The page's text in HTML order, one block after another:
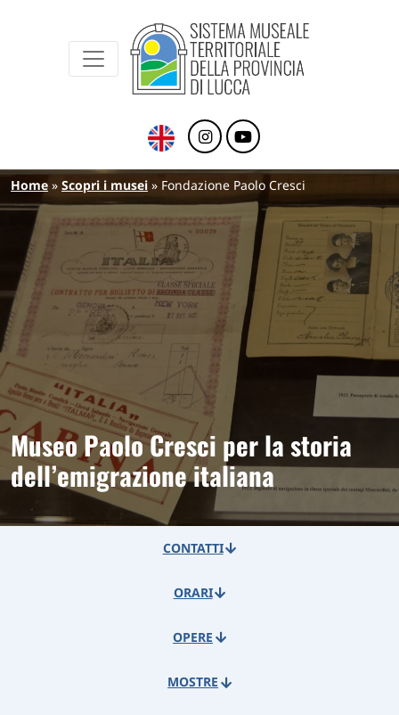
Sistema Museale Territoriale della
Briciole di pane
Home Scopri i musei Fondazione Paolo Cresci
Museo Paolo Cresci per la storia
dell’emigrazione italiana
CONTATTI
ORARI
OPERE
MOSTRE